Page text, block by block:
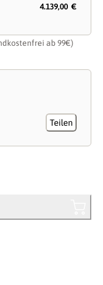
4.139,00 €
ab 99€)
Teilen